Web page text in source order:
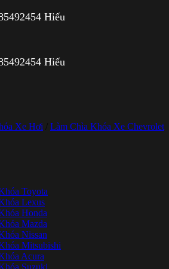
Hiếu
Hiếu
Toyota
Lexus
Honda
Mazda
Nissan
Mitsubishi
Acura
Suzuki
Xe Hơi Làm Chìa Khóa Xe Chevrolet